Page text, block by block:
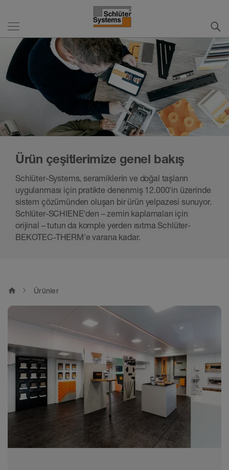
Ürün çeşitlerimize genel bakış
Schlüter-Systems, seramiklerin ve doğal taşların
uygulanması için pratikte denenmiş 12.000'in üzerinde
sistem çözümünden oluşan bir ürün yelpazesi sunuyor.
Schlüter-SCHIENE'den – zemin kaplamaları için
orijinal – tutun da komple yerden ısıtma Schlüter-
BEKOTEC-THERM'e varana kadar.
home Ürünler